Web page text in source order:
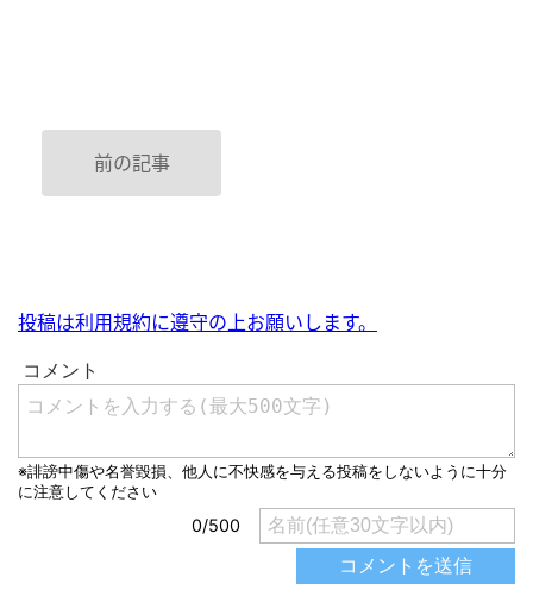
前の記事
投稿は利用規約に遵守の上お願いします。